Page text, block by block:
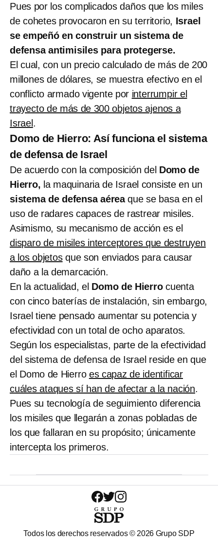
Pues por los complicados daños que los miles
de cohetes provocaron en su territorio, Israel
se empeñó en construir un sistema de
defensa antimisiles para protegerse.
El cual, con un precio calculado de más de 200
millones de dólares, se muestra efectivo en el
conflicto armado vigente por interrumpir el
trayecto de más de 300 objetos ajenos a
Israel .
Domo de Hierro: Así funciona el sistema
de defensa de Israel
De acuerdo con la composición del Domo de
Hierro, la maquinaria de Israel consiste en un
sistema de defensa aéreaque se basa en el
uso de radares capaces de rastrear misiles.
Asimismo, su mecanismo de acción es el
disparo de misiles interceptores que destruyen
a los objetosque son enviados para causar
daño a la demarcación.
En la actualidad, el Domo de Hierrocuenta
con cinco baterías de instalación, sin embargo,
Israel tiene pensado aumentar su potencia y
efectividad con un total de ocho aparatos.
Según los especialistas, parte de la efectividad
del sistema de defensa de Israel reside en que
el Domo de Hierro es capaz de identificar
cuáles ataques sí han de afectar a la nación.
Pues su tecnología de seguimiento diferencia
los misiles que llegarán a zonas pobladas de
los que fallaran en su propósito; únicamente
intercepta los primeros.
Todos los derechos reservados © 2026 Grupo SDP